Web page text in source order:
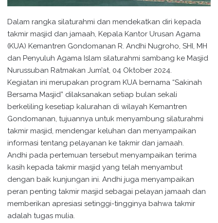
Dalam rangka silaturahmi dan mendekatkan diri kepada
takmir masjid dan jamaah, Kepala Kantor Urusan Agama
(KUA) Kemantren Gondomanan R. Andhi Nugroho, SHI, MH
dan Penyuluh Agama Islam silaturahmi sambang ke Masjid
Nurussuban Ratmakan Jum’at, 04 Oktober 2024.
Kegiatan ini merupakan program KUA bernama “Sakinah
Bersama Masjid” dilaksanakan setiap bulan sekali
berkeliling kesetiap kalurahan di wilayah Kemantren
Gondomanan, tujuannya untuk menyambung silaturahmi
takmir masjid, mendengar keluhan dan menyampaikan
informasi tentang pelayanan ke takmir dan jamaah.
Andhi pada pertemuan tersebut menyampaikan terima
kasih kepada takmir masjid yang telah menyambut
dengan baik kunjungan ini. Andhi juga menyampaikan
peran penting takmir masjid sebagai pelayan jamaah dan
memberikan apresiasi setinggi-tingginya bahwa takmir
adalah tugas mulia.